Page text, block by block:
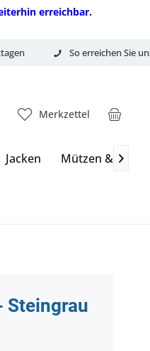
erreichbar.
So erreichen Sie
Merkzettel
Jacken Mützen & 
Steingrau